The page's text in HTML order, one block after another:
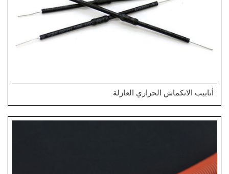
أنابيب الانكماش الحراري العازلة